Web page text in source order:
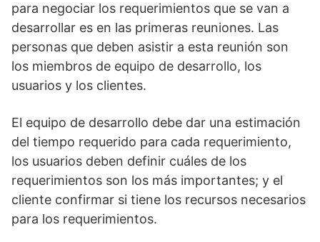
para negociar los requerimientos que se van a
desarrollar es en las primeras reuniones. Las
personas que deben asistir a esta reunión son
los miembros de equipo de desarrollo, los
usuarios y los clientes.
El equipo de desarrollo debe dar una estimación
del tiempo requerido para cada requerimiento,
los usuarios deben definir cuáles de los
requerimientos son los más importantes; y el
cliente confirmar si tiene los recursos necesarios
para los requerimientos.